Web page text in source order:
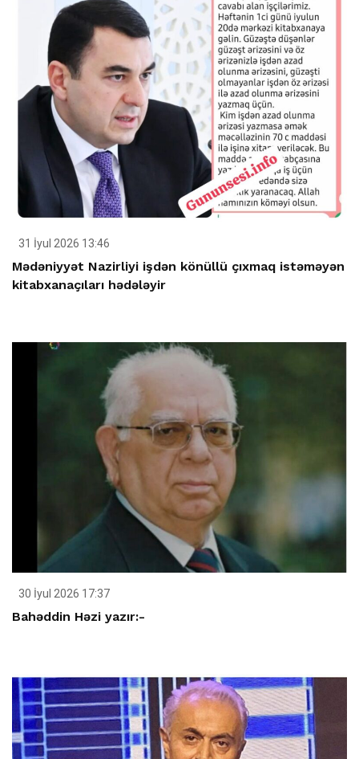
31 İyul 2026 13:46
Mədəniyyət Nazirliyi işdən könüllü çıxmaq istəməyən
kitabxanaçıları hədələyir
30 İyul 2026 17:37
Bahəddin Həzi yazır:-